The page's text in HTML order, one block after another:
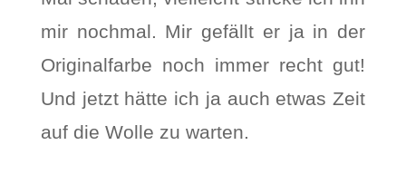
mir nochmal. Mir gefällt er ja in der
Originalfarbe noch immer recht gut!
Und jetzt hätte ich ja auch etwas Zeit
auf die Wolle zu warten.